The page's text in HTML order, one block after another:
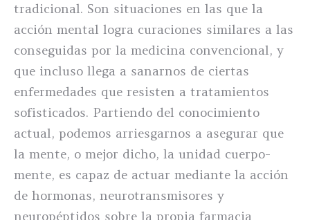
tradicional. Son situaciones en las que la
acción mental logra curaciones similares a las
conseguidas por la medicina convencional, y
que incluso llega a sanarnos de ciertas
enfermedades que resisten a tratamientos
sofisticados. Partiendo del conocimiento
actual, podemos arriesgarnos a asegurar que
la mente, o mejor dicho, la unidad cuerpo-
mente, es capaz de actuar mediante la acción
de hormonas, neurotransmisores y
neuropéptidos sobre la propia farmacia